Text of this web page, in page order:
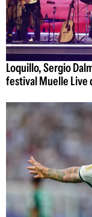
Loquillo, Sergio
festival Muelle Live